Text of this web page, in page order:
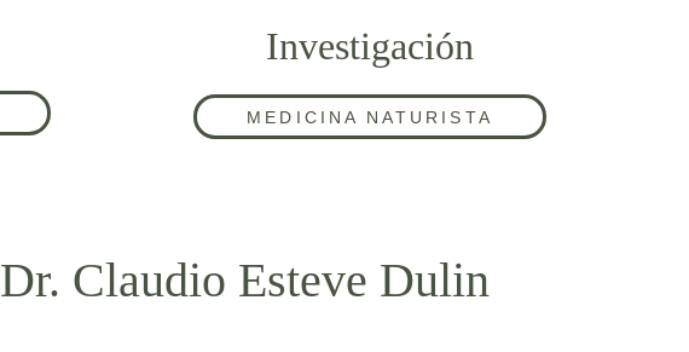
Investigación
MEDICINA NATURISTA
Dr. Claudio Esteve Dulin